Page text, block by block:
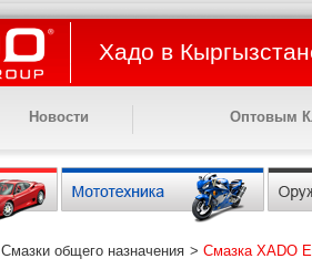
Хадо в
Новости Оптовым
Смазки общего назначения > Смазка XADO